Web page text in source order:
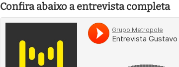
Confira abaixo a entrevista completa